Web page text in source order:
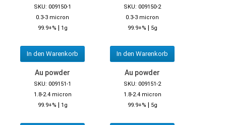
SKU: 009150-1
0.3-3 micron
99.9+% | 1g
In den Warenkorb
SKU: 009150-2
0.3-3 micron
99.9+% | 5g
In den Warenkorb
Au powder
SKU: 009151-1
1.8-2.4 micron
99.9+% | 1g
Au powder
SKU: 009151-2
1.8-2.4 micron
99.9+% | 5g